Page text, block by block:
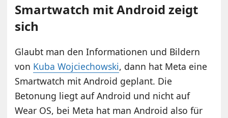
Smartwatch mit Android zeigt
sich
Glaubt man den Informationen und Bildern
von Kuba Wojciechowski, dann hat Meta eine
Smartwatch mit Android geplant. Die
Betonung liegt auf Android und nicht auf
Wear OS, bei Meta hat man Android also für